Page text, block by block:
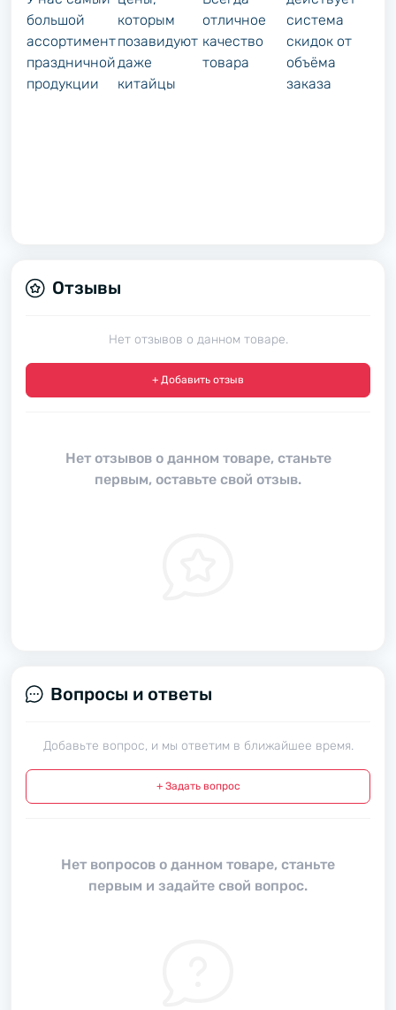
большой
ассортимент
праздничной
продукции
которым
позавидуют
даже
китайцы
отличное
качество
товара
система
скидок от
объёма
заказа
Отзывы
Нет отзывов о данном товаре.
+ Добавить отзыв
Нет отзывов о данном товаре, станьте
первым, оставьте свой отзыв.
Вопросы и ответы
Добавьте вопрос, и мы ответим в ближайшее время.
+ Задать вопрос
Нет вопросов о данном товаре, станьте
первым и задайте свой вопрос.